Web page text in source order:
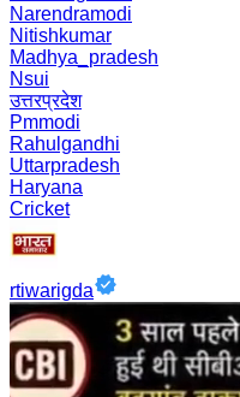
Narendramodi
Nitishkumar
Madhya_pradesh
Nsui
उत्तरप्रदेश
Pmmodi
Rahulgandhi
Uttarpradesh
Haryana
Cricket
rtiwarigda